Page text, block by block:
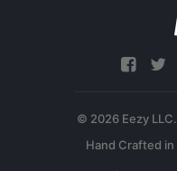
© 2026 Eezy